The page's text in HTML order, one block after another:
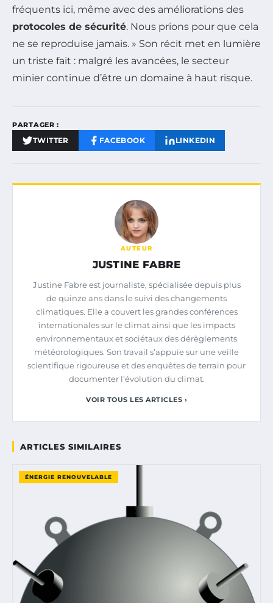
fréquents ici, même avec des améliorations des
protocoles de sécurité. Nous prions pour que cela
ne se reproduise jamais. » Son récit met en lumière
un triste fait : malgré les avancées, le secteur
minier continue d’être un domaine à haut risque.
PARTAGER :
TWITTER FACEBOOK LINKEDIN
AUTEUR
JUSTINE FABRE
Justine Fabre est journaliste, spécialisée depuis plus
de quinze ans dans le suivi des changements
climatiques. Elle a couvert les grandes conférences
internationales sur le climat ainsi que les impacts
environnementaux et sociétaux des dérèglements
météorologiques. Son travail s’appuie sur une veille
scientifique rigoureuse et des enquêtes de terrain pour
documenter l’évolution du climat.
VOIR TOUS LES ARTICLES ›
ARTICLES SIMILAIRES
ÉNERGIE RENOUVELABLE